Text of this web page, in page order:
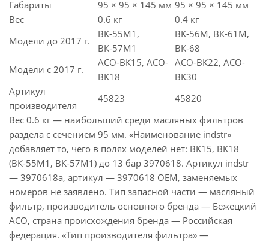
Габариты
95 × 95 × 145 мм 95 × 95 × 145 мм
Вес
0.6 кг
0.4 кг
Модели до 2017 г.
ВК-55М1,
ВК-57М1
ВК-56М, ВК-61М,
ВК-68
Модели с 2017 г.
АСО-ВК15, АСО-
ВК18
АСО-ВК22, АСО-
ВК30
Артикул
производителя
45823
45820
Вес 0.6 кг — наибольший среди масляных фильтров
раздела с сечением 95 мм. «Наименование indstr»
добавляет то, чего в полях моделей нет: ВК15, ВК18
(ВК-55М1, ВК-57М1) до 13 бар 3970618. Артикул indstr
— 3970618a, артикул — 3970618 OEM, заменяемых
номеров не заявлено. Тип запасной части — масляный
фильтр, производитель основного бренда — Бежецкий
АСО, страна происхождения бренда — Российская
федерация. «Тип производителя фильтра» —